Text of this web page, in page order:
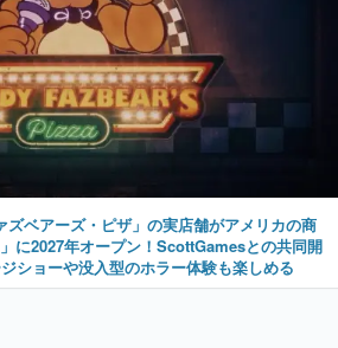
ズベアーズ・ピザ」の実店舗がアメリカの商
に2027年オープン！ScottGamesとの共同開
ショーや没入型のホラー体験も楽しめる